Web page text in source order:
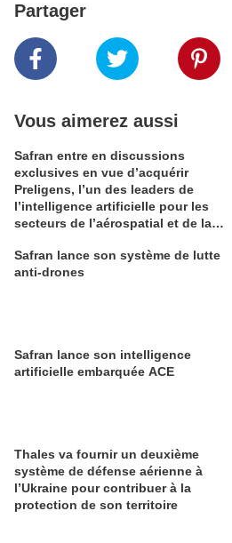
Partager
Vous aimerez aussi
Safran entre en discussions
exclusives en vue d’acquérir
Preligens, l’un des leaders de
l’intelligence artificielle pour les
secteurs de l’aérospatial et de la
Safran lance son système de lutte
anti-drones
Safran lance son intelligence
artificielle embarquée ACE
Thales va fournir un deuxième
système de défense aérienne à
l’Ukraine pour contribuer à la
protection de son territoire